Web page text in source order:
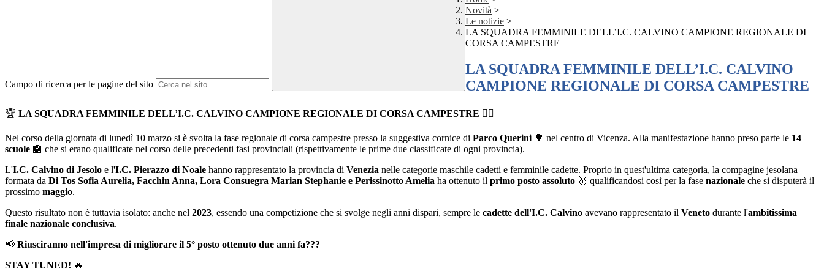
Campo di ricerca per le pagine del sito
Novità >
Le notizie >
LA SQUADRA FEMMINILE DELL’I.C. CALVINO CAMPIONE REGIONALE DI
CORSA CAMPESTRE
LA SQUADRA FEMMINILE DELL’I.C. CALVINO
CAMPIONE REGIONALE DI CORSA CAMPESTRE
🏆 LA SQUADRA FEMMINILE DELL’I.C. CALVINO CAMPIONE REGIONALE DI CORSA CAMPESTRE 🏃‍♀️
Nel corso della giornata di lunedì 10 marzo si è svolta la fase regionale di corsa campestre presso la suggestiva cornice di Parco Querini 🌳 nel centro di Vicenza. Alla manifestazione hanno preso parte le 14
scuole 🏫 che si erano qualificate nel corso delle precedenti fasi provinciali (rispettivamente le prime due classificate di ogni provincia).
L'I.C. Calvino di Jesolo e l'I.C. Pierazzo di Noale hanno rappresentato la provincia di Venezia nelle categorie maschile cadetti e femminile cadette. Proprio in quest'ultima categoria, la compagine jesolana
formata da Di Tos Sofia Aurelia, Facchin Anna, Lora Consuegra Marian Stephanie e Perissinotto Amelia ha ottenuto il primo posto assoluto 🥇 qualificandosi così per la fase nazionale che si disputerà il
prossimo maggio.
Questo risultato non è tuttavia isolato: anche nel 2023, essendo una competizione che si svolge negli anni dispari, sempre le cadette dell'I.C. Calvino avevano rappresentato il Veneto durante l'ambitissima
finale nazionale conclusiva.
📢 Riusciranno nell'impresa di migliorare il 5° posto ottenuto due anni fa???
STAY TUNED! 🔥